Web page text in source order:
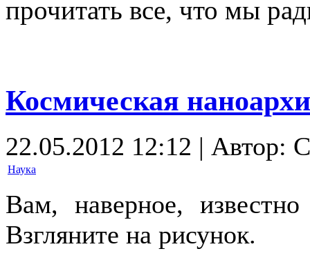
прочитать все, что мы
Космическая
22.05.2012 12:12 | Автор:
Наука
Вам, наверное,
Взгляните на рисунок.